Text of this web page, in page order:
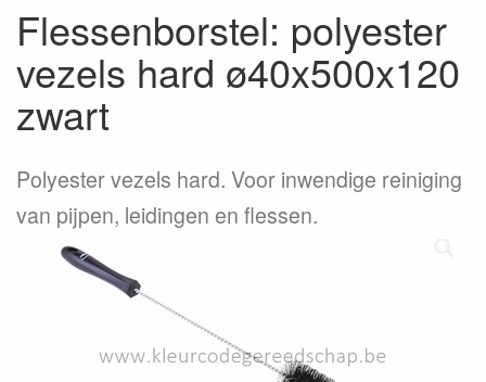
Flessenborstel: polyester
vezels hard ø40x500x120
zwart
Polyester vezels hard. Voor inwendige reiniging
van pijpen, leidingen en flessen.